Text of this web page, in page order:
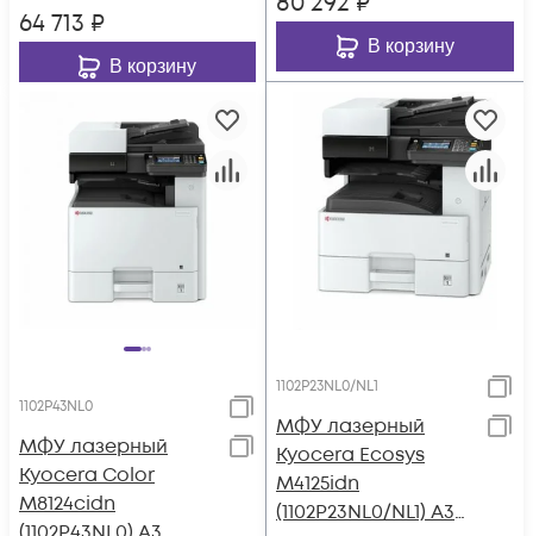
64 713 ₽
В корзину
В корзину
1102P43NL0
МФУ лазерный
Kyocera Color
M8124cidn
1102P23NL0/NL1
МФУ лазерный
Kyocera Ecosys
M4125idn
(1102P23NL0/NL1) A3